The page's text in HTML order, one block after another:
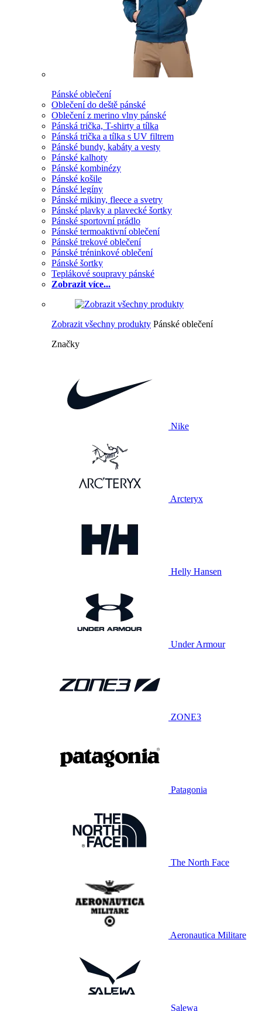
Pánské oblečení
Oblečení do deště pánské
Oblečení z merino vlny pánské
Pánská trička, T-shirty a tílka
Pánská trička a tílka s UV filtrem
Pánské bundy, kabáty a vesty
Pánské kalhoty
Pánské kombinézy
Pánské košile
Pánské legíny
Pánské mikiny, fleece a svetry
Pánské plavky a plavecké šortky
Pánské sportovní prádlo
Pánské termoaktivní oblečení
Pánské trekové oblečení
Pánské tréninkové oblečení
Pánské šortky
Teplákové soupravy pánské
Zobrazit více...
Zobrazit všechny produkty Pánské oblečení
Značky
Nike
Arcteryx
Helly Hansen
Under Armour
ZONE3
Patagonia
The North Face
Aeronautica Militare
Salewa